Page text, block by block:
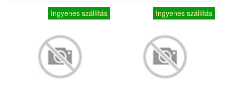
Ingyenes szállítás Ingyenes szállítás